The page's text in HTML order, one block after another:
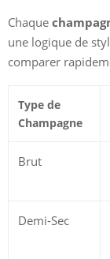
Chaque
une logique de
comparer
Type de
Champagne
Brut
Demi-Sec